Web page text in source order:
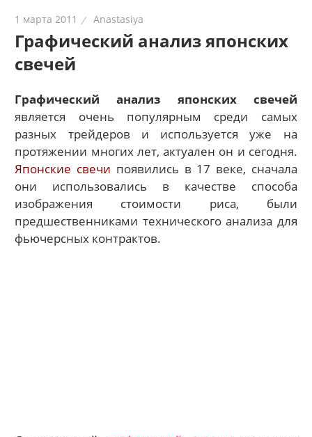
стратегии,
сигналы,
новости…
1 марта 2011 Anastasiya
Графический анализ японских
свечей
Графический анализ японских свечей
является очень популярным среди самых
разных трейдеров и используется уже на
протяжении многих лет, актуален он и сегодня.
Японские свечи появились в 17 веке, сначала
они использовались в качестве способа
изображения стоимости риса, были
предшественниками технического анализа для
фьючерсных контрактов.